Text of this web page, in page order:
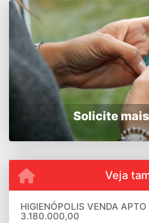
Solicite
Veja
HIGIENÓPOLIS VENDA
3.180.000,00